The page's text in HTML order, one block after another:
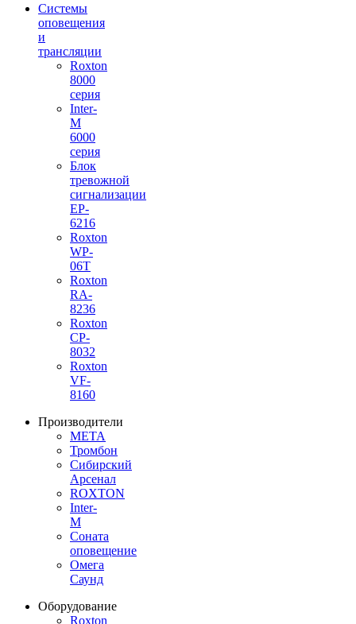
Системы
оповещения
и
трансляции
Roxton
8000
серия
Inter-
M
6000
серия
Блок
тревожной
сигнализации
EP-
6216
Roxton
WP-
06T
Roxton
RA-
8236
Roxton
CP-
8032
Roxton
VF-
8160
Производители
МЕТА
Тромбон
Сибирский
Арсенал
ROXTON
Inter-
M
Соната
оповещение
Омега
Саунд
Оборудование
Roxton